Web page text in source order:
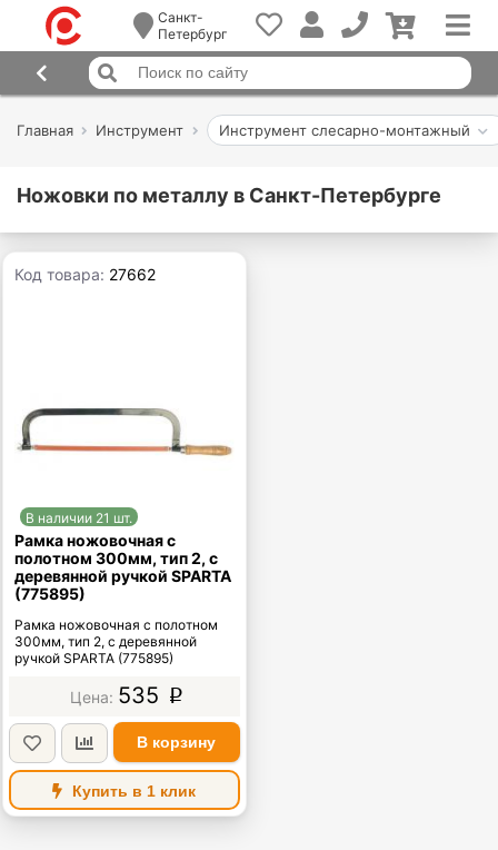
Санкт-
Петербург
Главная Инструмент Инструмент слесарно-монтажный
Ножовки по металлу в Санкт-Петербурге
Код товара: 27662
В наличии 21 шт.
Рамка ножовочная с
полотном 300мм, тип 2, с
деревянной ручкой SPARTA
(775895)
Рамка ножовочная с полотном
300мм, тип 2, с деревянной
ручкой SPARTA (775895)
535 p
В корзину
Купить в 1 клик